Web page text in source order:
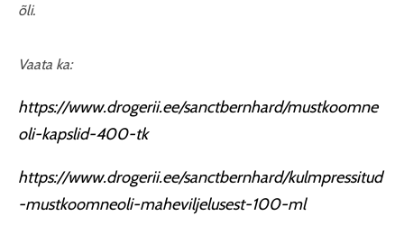
õli.
Vaata ka:
https://www.drogerii.ee/sanctbernhard/mustkoomne
oli-kapslid-400-tk
https://www.drogerii.ee/sanctbernhard/kulmpressitud
-mustkoomneoli-maheviljelusest-100-ml